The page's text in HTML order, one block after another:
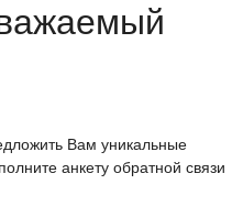
Вам уникальные
анкету обратной связи